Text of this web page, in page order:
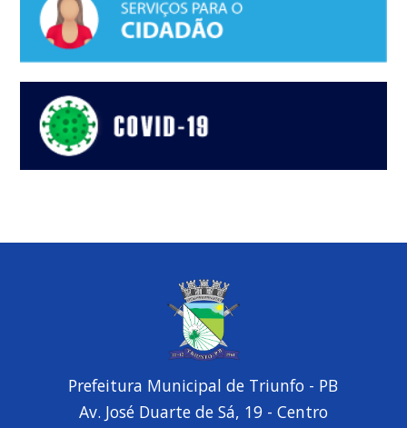
Prefeitura Municipal de Triunfo - PB
Av. José Duarte de Sá, 19 - Centro